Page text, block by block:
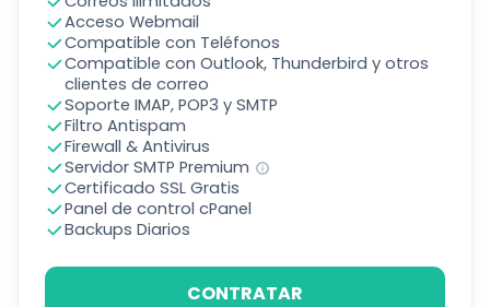
Acceso Webmail
Compatible con Teléfonos
Compatible con Outlook, Thunderbird y otros
clientes de correo
Soporte IMAP, POP3 y SMTP
Filtro Antispam
Firewall & Antivirus
Servidor SMTP Premium
Certificado SSL Gratis
Panel de control cPanel
Backups Diarios
CONTRATAR